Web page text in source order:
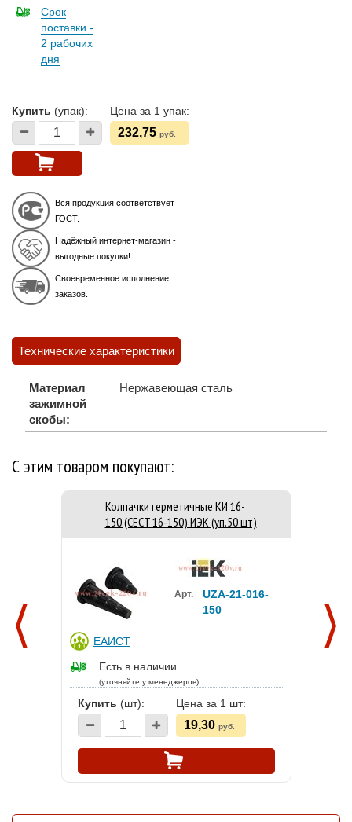
Срок
поставки -
2 рабочих
дня
Купить (упак): Цена за 1 упак:
232,75 руб.
Вся продукция соответствует
ГОСТ.
Надёжный интернет-магазин -
выгодные покупки!
Своевременное исполнение
заказов.
Технические характеристики
Материал
зажимной
скобы:
Нержавеющая сталь
С этим товаром покупают:
Колпачки герметичные КИ 16-
150 (CECT 16-150) ИЭК (уп.50 шт)
ЕАИСТ
Арт.
UZA-21-016-
150
Есть в наличии
(уточняйте у менеджеров)
Купить (шт): Цена за 1 шт:
19,30 руб.